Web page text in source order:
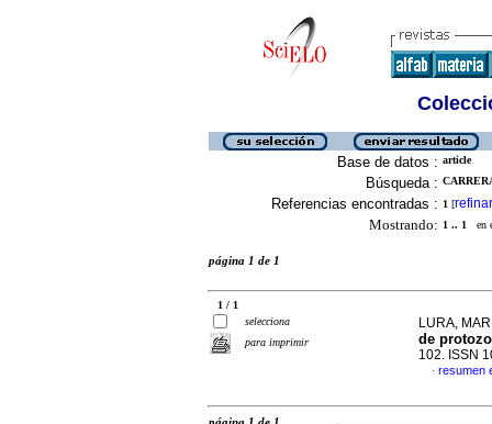
Base de datos : article
Búsqueda :
Referencias encontradas : 1 [refinar
Mostrando: 1 .. 1 en
página 1 de 1
1 / 1
selecciona
para imprimir
LURA,
de
102. ISSN
· resumen
página 1 de 1